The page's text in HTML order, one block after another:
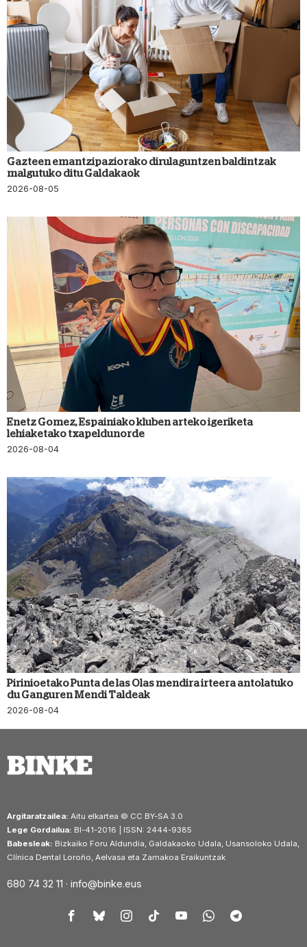
Gazteen emantzipaziorako dirulaguntzen baldintzak
malgutuko ditu Galdakaok
2026-08-05
Enetz Gomez, Espainiako kluben arteko igeriketa
lehiaketako txapeldunorde
2026-08-04
Pirinioetako Punta de las Olas mendira irteera antolatuko
du Ganguren Mendi Taldeak
2026-08-04
Argitaratzailea: Aitu elkartea © CC BY-SA 3.0
Lege Gordailua: BI-41-2016 | ISSN: 2444-9385
Babesleak: Bizkaiko Foru Aldundia, Galdakaoko Udala, Usansoloko Udala,
Clínica Dental Loroño, Aelvasa eta Zamakoa Eraikuntzak
680 74 32 11 · info@binke.eus